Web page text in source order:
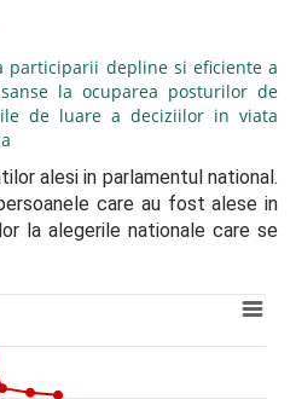
participarii depline si eficiente a
la ocuparea posturilor de
de luare a deciziilor in viata
alesi in parlamentul national.
care au fost alese in
la alegerile nationale care se